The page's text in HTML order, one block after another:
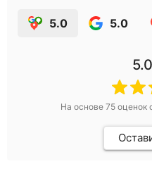
5.0 5.0
5.0
На основе 75 оценок